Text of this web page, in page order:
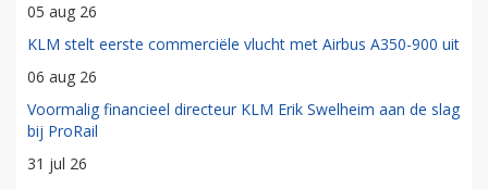
05 aug 26
KLM stelt eerste commerciële vlucht met Airbus A350-900 uit
06 aug 26
Voormalig financieel directeur KLM Erik Swelheim aan de slag
bij ProRail
31 jul 26